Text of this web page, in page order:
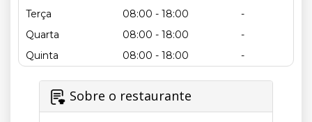
Terça
08:00 - 18:00
-
Quarta
08:00 - 18:00
-
Quinta
08:00 - 18:00 -
Sobre o restaurante